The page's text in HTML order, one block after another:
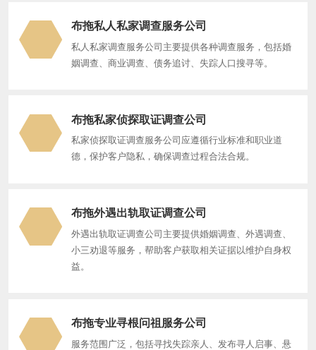
布拖私人私家调查服务公司
私人私家调查服务公司‌主要提供各种调查服务，包括婚
姻调查、商业调查、债务追讨、失踪人口搜寻等。
布拖私家侦探取证调查公司
私家侦探取证调查服务公司应遵循行业标准和职业道
德，保护客户隐私，确保调查过程合法合规。
布拖外遇出轨取证调查公司
‌外遇出轨取证调查公司‌主要提供婚姻调查、外遇调查、
小三劝退等服务，帮助客户获取相关证据以维护自身权
益。
布拖专业寻根问祖服务公司
服务范围广泛，包括寻找失踪亲人、发布寻人启事、悬